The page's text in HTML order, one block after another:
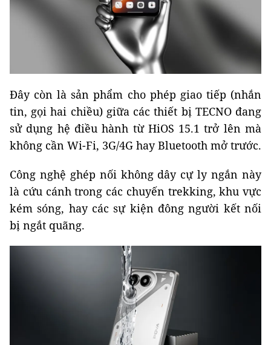
Đây còn là sản phẩm cho phép giao tiếp (nhắn
tin, gọi hai chiều) giữa các thiết bị TECNO đang
sử dụng hệ điều hành từ HiOS 15.1 trở lên mà
không cần Wi-Fi, 3G/4G hay Bluetooth mở trước.
Công nghệ ghép nối không dây cự ly ngắn này
là cứu cánh trong các chuyến trekking, khu vực
kém sóng, hay các sự kiện đông người kết nối
bị ngắt quãng.